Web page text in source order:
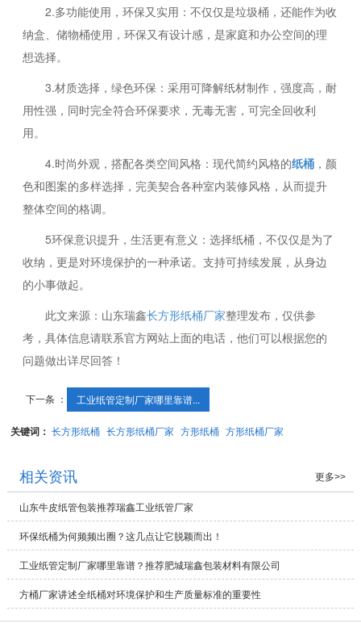
2.多功能使用，环保又实用：不仅仅是垃圾桶，还能作为收
纳盒、储物桶使用，环保又有设计感，是家庭和办公空间的理
想选择。
3.材质选择，绿色环保：采用可降解纸材制作，强度高，耐
用性强，同时完全符合环保要求，无毒无害，可完全回收利
用。
4.时尚外观，搭配各类空间风格：现代简约风格的纸桶 ，颜
色和图案的多样选择，完美契合各种室内装修风格，从而提升
整体空间的格调。
5环保意识提升，生活更有意义：选择纸桶，不仅仅是为了
收纳，更是对环境保护的一种承诺。支持可持续发展，从身边
的小事做起。
此文来源：山东瑞鑫长方形纸桶厂家整理发布，仅供参
考，具体信息请联系官方网站上面的电话，他们可以根据您的
问题做出详尽回答！
下一条 ： 工业纸管定制厂家哪里靠谱...
关键词：长方形纸桶 长方形纸桶厂家 方形纸桶 方形纸桶厂家
相关资讯 更多>>
山东牛皮纸管包装推荐瑞鑫工业纸管厂家
环保纸桶为何频频出圈？这几点让它脱颖而出！
工业纸管定制厂家哪里靠谱？推荐肥城瑞鑫包装材料有限公司
方桶厂家讲述全纸桶对环境保护和生产质量标准的重要性